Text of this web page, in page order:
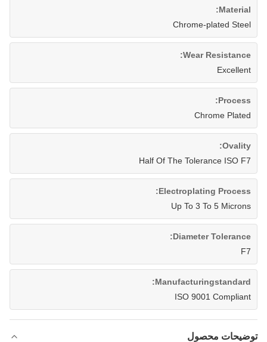
Material:
Chrome-plated Steel
Wear Resistance:
Excellent
Process:
Chrome Plated
Ovality:
Half Of The Tolerance ISO F7
Electroplating Process:
Up To 3 To 5 Microns
Diameter Tolerance:
F7
Manufacturingstandard:
ISO 9001 Compliant
توضیحات محصول